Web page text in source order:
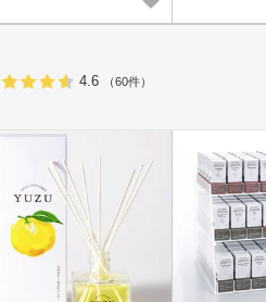
4.6 （60件）